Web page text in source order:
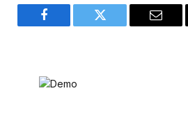
Facebook Twitter Email